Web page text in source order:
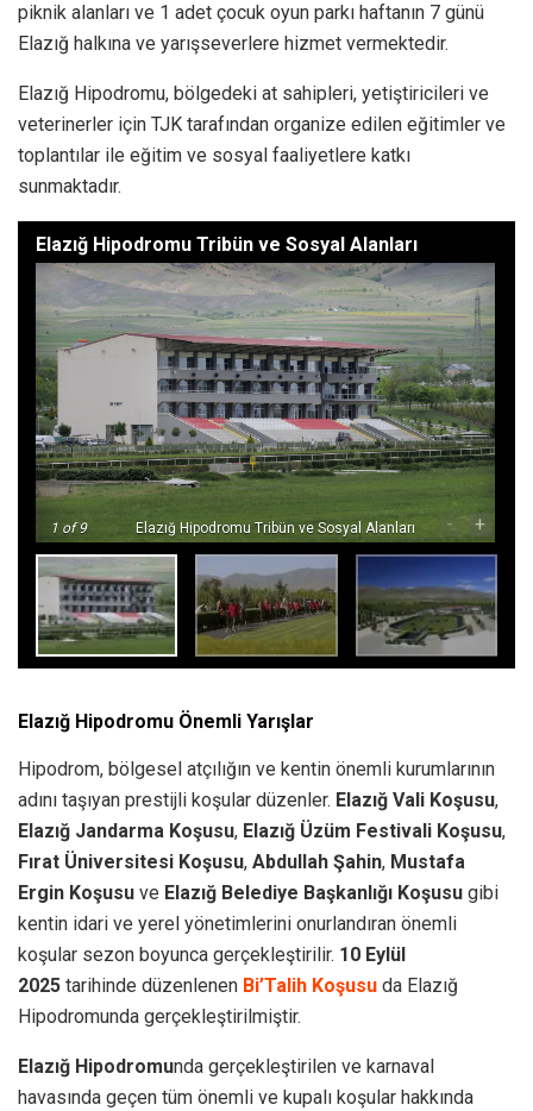
piknik alanları ve 1 adet çocuk oyun parkı haftanın 7 günü
Elazığ halkına ve yarışseverlere hizmet vermektedir.
Elazığ Hipodromu, bölgedeki at sahipleri, yetiştiricileri ve
veterinerler için TJK tarafından organize edilen eğitimler ve
toplantılar ile eğitim ve sosyal faaliyetlere katkı
sunmaktadır.
Elazığ Hipodromu Tribün ve Sosyal Alanları
1 of 9 Elazığ Hipodromu Tribün ve Sosyal Alanları - +
Elazığ Hipodromu Önemli Yarışlar
Hipodrom, bölgesel atçılığın ve kentin önemli kurumlarının
adını taşıyan prestijli koşular düzenler. Elazığ Vali Koşusu,
Elazığ Jandarma Koşusu, Elazığ Üzüm Festivali Koşusu,
Fırat Üniversitesi Koşusu, Abdullah Şahin, Mustafa
Ergin Koşusu ve Elazığ Belediye Başkanlığı Koşusu gibi
kentin idari ve yerel yönetimlerini onurlandıran önemli
koşular sezon boyunca gerçekleştirilir. 10 Eylül
2025 tarihinde düzenlenen Bi’Talih Koşusu da Elazığ
Hipodromunda gerçekleştirilmiştir.
Elazığ Hipodromunda gerçekleştirilen ve karnaval
havasında geçen tüm önemli ve kupalı koşular hakkında